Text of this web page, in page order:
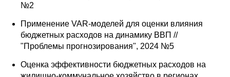
Научные труды
О журнале
№2
Применение VAR-моделей для оценки влияния
бюджетных расходов на динамику ВВП //
"Проблемы прогнозирования", 2024 №5
Оценка эффективности бюджетных расходов на